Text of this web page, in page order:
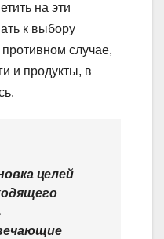
на эти
к выбору
случае,
и продукты, в
целей